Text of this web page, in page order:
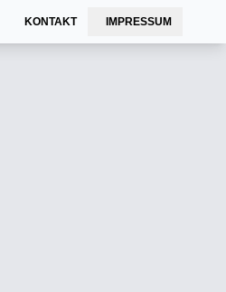
KONTAKT IMPRESSUM